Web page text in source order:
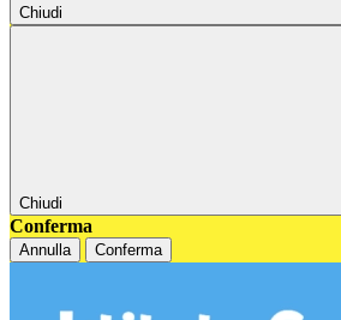
Chiudi
Chiudi
Conferma
Annulla Conferma